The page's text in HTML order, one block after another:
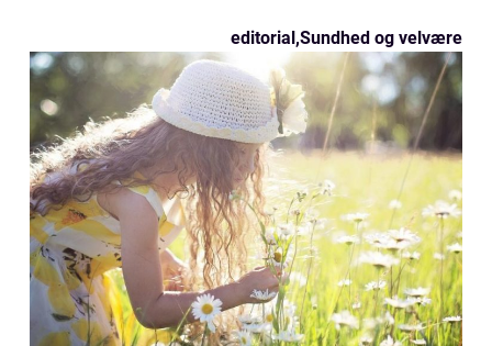
editorial,Sundhed og velvære